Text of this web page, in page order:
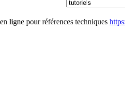
ligne pour références techniques